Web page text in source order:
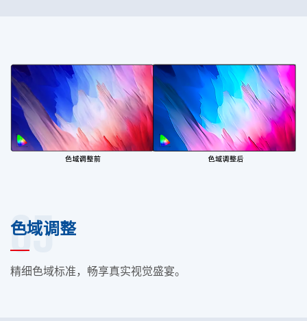
色域调整
05
精细色域标准，畅享真实视觉盛宴。